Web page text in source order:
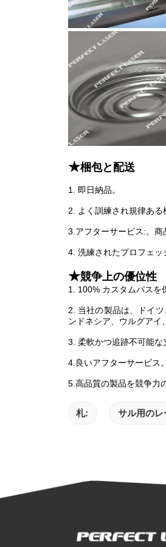
★梱包と配送
1. 即日納品。
2. よく訓練され規律ある
3.アフターサービス:。商
4. 洗練されたプロフェッ
★競争上の優位性
1. 100% カスタムパスを
2. 当社の製品は、ドイ
ンドネシア、ウルグアイ
3. 柔軟かつ追跡不可能な
4.良いアフターサービス。
5.高品質の製品を競争力
札: サル用の